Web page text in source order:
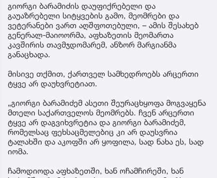
გიორგი ბარამიძის დაუფიქრებელი და
გაუაზრებელი სიტყვების გამო, მეომრები და
ვეტერანები ვართ აღშფოთებული, – ამის შესახებ
გენერალ-მაიოორმა, აფხაზეთის მეომართა
კავშირის თავმჯდომარემ, ანზორ მარგიანმა
განაცხადა.
მისივე თქმით, ქართველ სამხედროებს არცერთი
ტყვე არ დაუხვრეტიათ.
„გიორგი ბარამიძემ ასეთი შეურაცხყოფა მოგვაყენა
მთელი საქართველოს მეომრებს. ჩვენ არცერთი
ტყვე არ დაგვიხვრეტია და გიორგი ბარამიძემ,
რომელსაც ფეხსაცმელებიც კი არ დაუსვრია
ტალახში და აკოფში არ ყოფილა, სად ნახა ეს, სად
იომა.
ჩამოდიოდა აფხაზეთში, ხან ოჩამჩირეში, ხან